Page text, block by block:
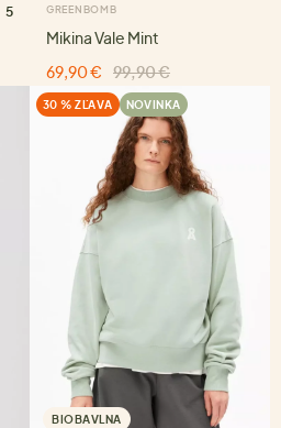
5 GREENBOMB
Mikina Vale Mint
69,90 €
99,90 €
30 % ZĽAVA NOVINKA
BIOBAVLNA